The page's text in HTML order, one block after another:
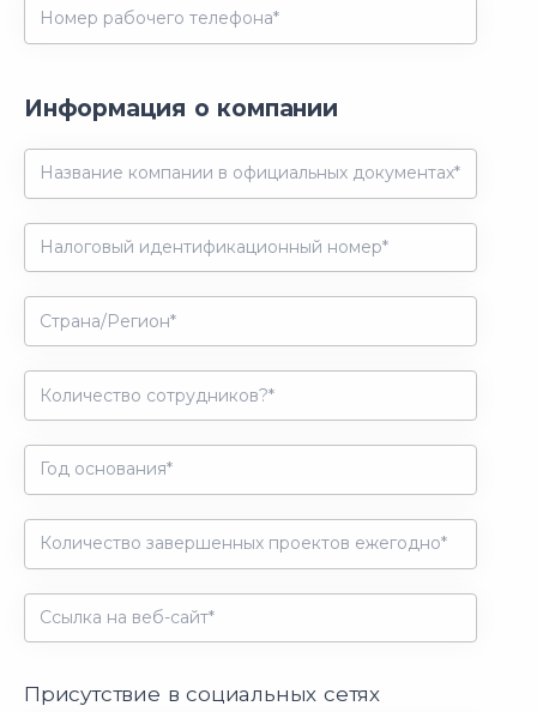
Информация о компании
Присутствие в социальных сетях